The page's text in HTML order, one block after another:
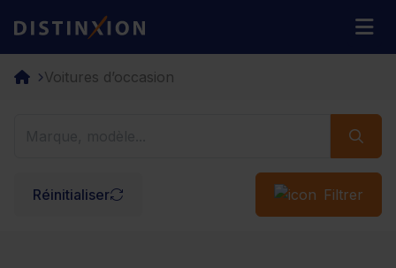
Distinxion
Voitures d’occasion
Réinitialiser Filtrer